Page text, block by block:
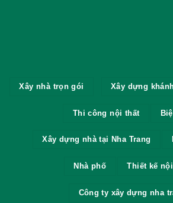
Xây nhà trọn gói Xây dựng
Thi công nội thất
Xây dựng nhà tại Nha Trang
Nhà phố Thiết kế
Công ty xây dựng nha